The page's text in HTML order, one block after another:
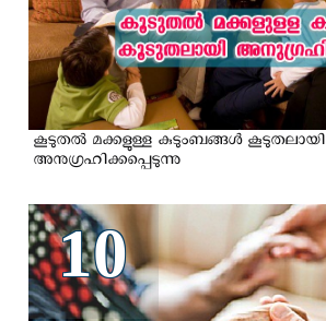
കൂടുതല്‍ മക്കളുള്ള കുടുംബങ്ങള്‍ കൂടുതലായി
അനുഗ്രഹിക്കപ്പെടുന്നു
10